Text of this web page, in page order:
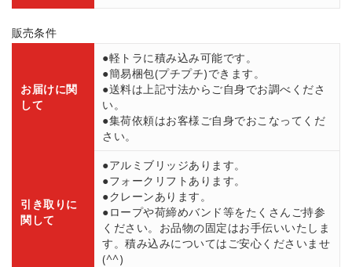
販売条件
お届けに関
して
●軽トラに積み込み可能です。
●簡易梱包(プチプチ)できます。
●送料は上記寸法からご自身でお調べくださ
い。
●集荷依頼はお客様ご自身でおこなってくだ
さい。
引き取りに
関して
●アルミブリッジあります。
●フォークリフトあります。
●クレーンあります。
●ロープや荷締めバンド等をたくさんご持参
ください。お品物の固定はお手伝いいたしま
す。積み込みについてはご安心くださいませ
(^^)